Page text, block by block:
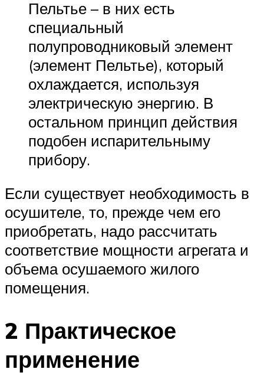
Пельтье – в них есть
специальный
полупроводниковый элемент
(элемент Пельтье), который
охлаждается, используя
электрическую энергию. В
остальном принцип действия
подобен испарительныму
прибору.
Если существует необходимость в
осушителе, то, прежде чем его
приобретать, надо рассчитать
соответствие мощности агрегата и
объема осушаемого жилого
помещения.
2 Практическое
применение